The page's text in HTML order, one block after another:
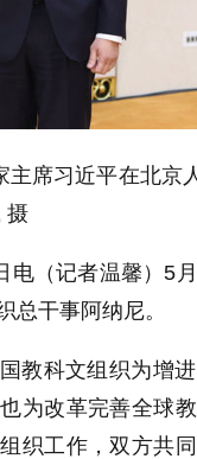
主席习近平在北京
摄
电（记者温馨）5
总干事阿纳尼。
教科文组织为增
为改革完善全球
织工作，双方共